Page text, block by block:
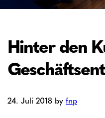
Hinter den
24. Juli 2018 by fnp